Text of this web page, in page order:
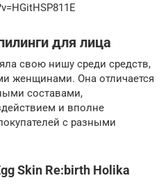
для лица
свою нишу среди средств,
женщинами. Она отличается
составами,
и вполне
с разными
Skin Re:birth Holika